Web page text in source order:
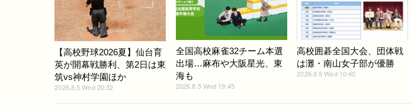
【高校野球2026夏】仙台育
英が開幕戦勝利、第2日は東
筑vs神村学園ほか
2026.8.5 Wed 20:32
全国高校麻雀32チーム本選
出場…麻布や大阪星光、東
海も
2026.8.5 Wed 19:45
高校囲碁全国大会、団体戦
は灘・南山女子部が優勝
2026.8.5 Wed 10:40